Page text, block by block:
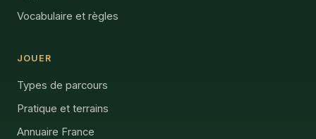
Vocabulaire et règles
JOUER
Types de parcours
Pratique et terrains
Annuaire France